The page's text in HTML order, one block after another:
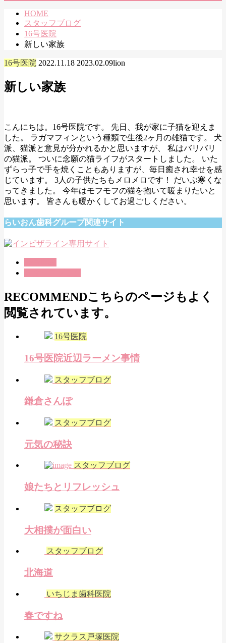
HOME
スタッフブログ
16号医院
新しい家族
16号医院 2022.11.18 2023.02.09lion
新しい家族
こんにちは。16号医院です。 先日、我が家に子猫を迎えま
した。 ラガマフィンという種類で生後2ヶ月の雄猫です。 犬
派、猫派と意見が分かれるかと思いますが、 私はバリバリ
の猫派。 ついに念願の猫ライフがスタートしました。 いた
ずらっ子で手を焼くこともありますが、毎日癒され幸せを感
じています。 3人の子供たちもメロメロです！ だいぶ寒くな
ってきました。 今年はモフモフの猫を抱いて暖まりたいと
思います。 皆さんも暖かくしてお過ごしください。
らいおん歯科グループ関連サイト
RECOMMENDこちらのページもよく
閲覧されています。
16号医院
16号医院近辺ラーメン事情
スタッフブログ
鎌倉さんぽ
スタッフブログ
元気の秘訣
スタッフブログ
娘たちとリフレッシュ
スタッフブログ
大相撲が面白い
スタッフブログ
北海道
いちじま歯科医院
春ですね
サクラス戸塚医院